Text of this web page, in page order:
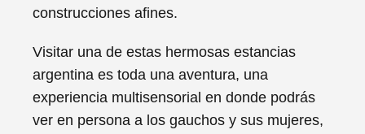
construcciones afines.
Visitar una de estas hermosas estancias
argentina es toda una aventura, una
experiencia multisensorial en donde podrás
ver en persona a los gauchos y sus mujeres,